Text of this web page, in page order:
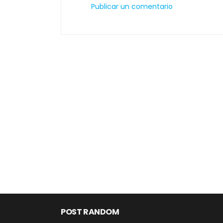
Publicar un comentario
POST RANDOM